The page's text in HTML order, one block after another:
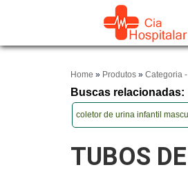
Home » Produtos » Categoria
Buscas relacionadas:
coletor de urina infantil
TUBOS